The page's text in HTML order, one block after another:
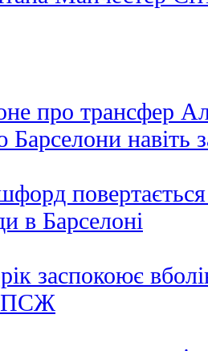
про трансфер
Барселони навіть
в Барселоні
заспокоює
ПСЖ